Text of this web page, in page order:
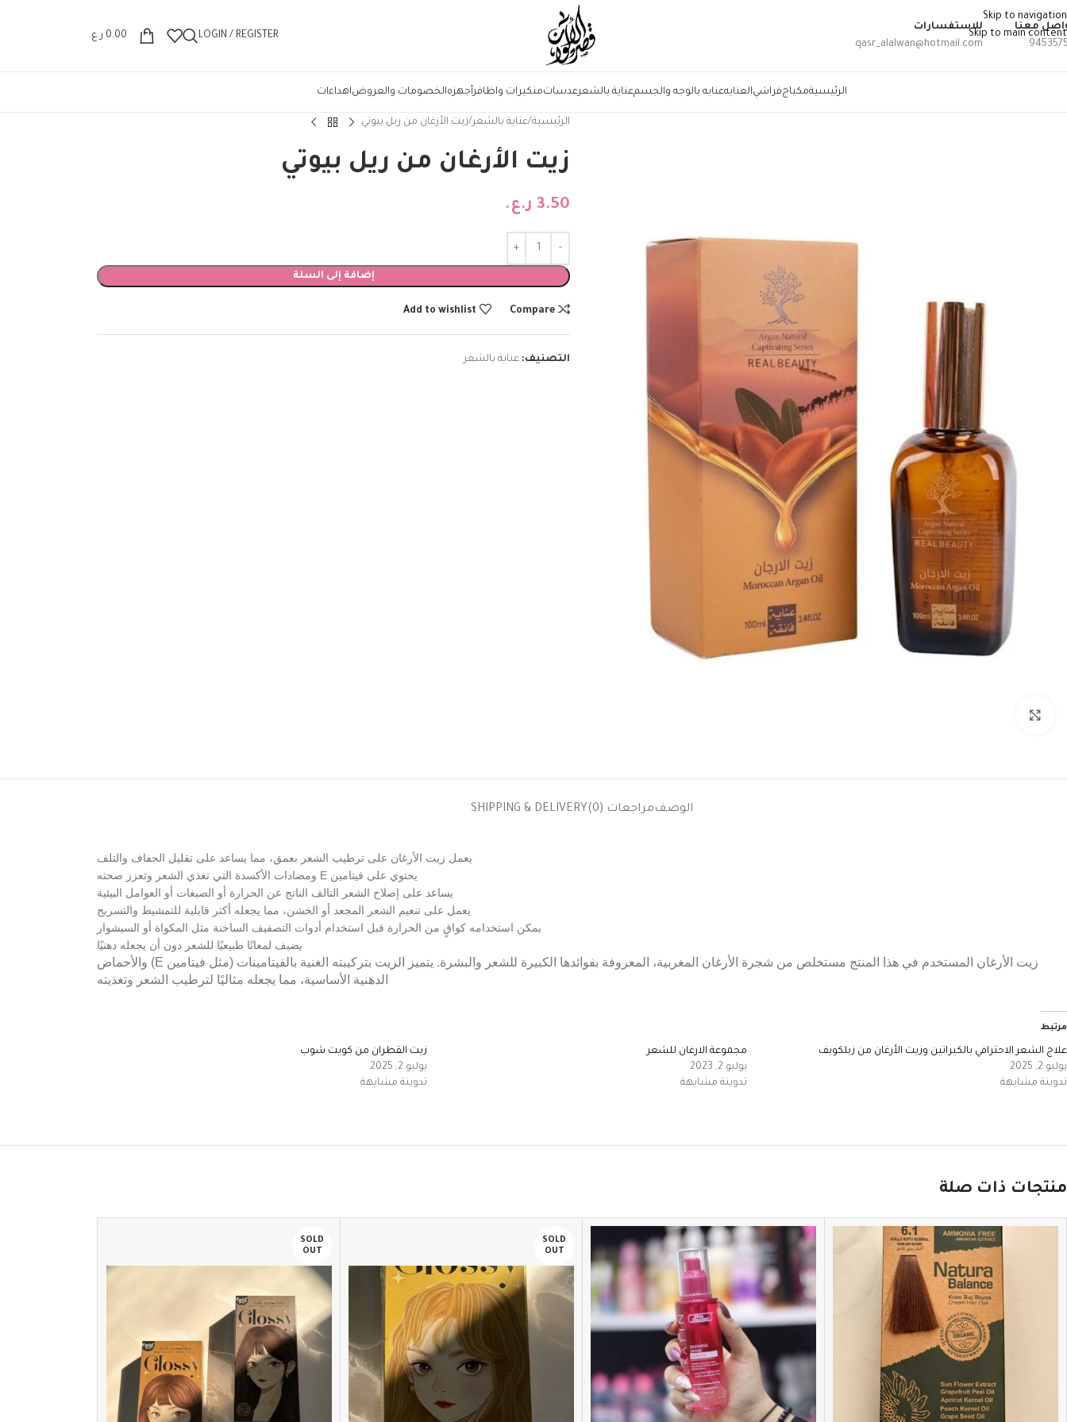
Skip to navigation
Skip to main content
معنا
للاستفسارات
qasr_alalwan@hotmail.com
LOGIN / REGISTER
0.00 ر.ع.
الرئيسيةمكياجفراشيالعنايهعنايه بالوجه والجسمعناية بالشعرعدساتمنكيرات واظافرأجهزهالخصومات والعروضاهداءات
الرئيسية عناية بالشعر زيت الأرغان من ريل بيوتي
زيت الأرغان من ريل بيوتي
3.50 ر.ع.
إضافة إلى السلة
Compare
Add to wishlist
التصنيف: عناية بالشعر
الوصفمراجعات (0) SHIPPING & DELIVERY
يعمل زيت الأرغان على ترطيب الشعر بعمق، مما يساعد على تقليل الجفاف والتلف
يحتوي على فيتامين E ومضادات الأكسدة التي تغذي الشعر وتعزز صحته
يساعد على إصلاح الشعر التالف الناتج عن الحرارة أو الصبغات أو العوامل البيئية
يعمل على تنعيم الشعر المجعد أو الخشن، مما يجعله أكثر قابلية للتمشيط والتسريح
يمكن استخدامه كواقٍ من الحرارة قبل استخدام أدوات التصفيف الساخنة مثل المكواة أو السيشوار
يضيف لمعانًا طبيعيًا للشعر دون أن يجعله دهنيًا
زيت الأرغان المستخدم في هذا المنتج مستخلص من شجرة الأرغان المغربية، المعروفة بفوائدها الكبيرة للشعر والبشرة. يتميز الزيت بتركيبته الغنية بالفيتامينات (مثل فيتامين E) والأحماض
الدهنية الأساسية، مما يجعله مثاليًا لترطيب الشعر وتغذيته
مرتبط
علاج الشعر الاحترافي بالكيراتين وزيت الأرغان من زيلكوبف
يوليو 2, 2025
تدوينة مشابهة
مجموعة الارغان للشعر
يوليو 2, 2023
تدوينة مشابهة
زيت القطران من كويت شوب
يوليو 2, 2025
تدوينة مشابهة
منتجات ذات صلة
SOLD
OUT
SOLD
OUT